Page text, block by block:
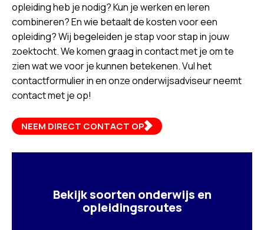
opleiding heb je nodig? Kun je werken en leren
combineren? En wie betaalt de kosten voor een
opleiding? Wij begeleiden je stap voor stap in jouw
zoektocht. We komen graag in contact met je om te
zien wat we voor je kunnen betekenen. Vul het
contactformulier in en onze onderwijsadviseur neemt
contact met je op!
NEEM DIRECT CONTACT OP
Bekijk soorten onderwijs en
opleidingsroutes